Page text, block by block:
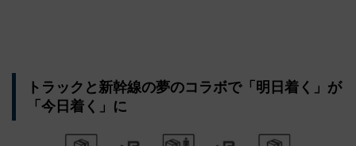
トラックと新幹線の夢のコラボで「明日着く」が
「今日着く」に